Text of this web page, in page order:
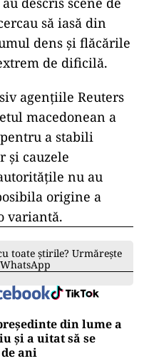
să iasă din
dens și flăcările
de dificilă.
agențiile Reuters
macedonean a
a stabili
și cauzele
nu au
origine a
variantă.
toate știrile? Urmărește
din lume a
și a uitat să se
ani